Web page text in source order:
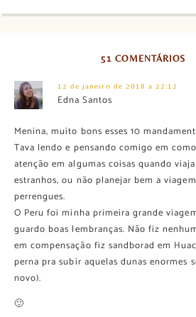
51 COMENTÁRIOS
12 de janeiro de 2018 a 22:12
Edna Santos
Menina, muito bons esses 10
Tava lendo e pensando comigo em
atenção em algumas coisas quando
estranhos, ou não planejar bem a
perrengues.
O Peru foi minha primeira grande
guardo boas lembranças. Não fiz
em compensação fiz sandborad em
perna pra subir aquelas dunas enormes
novo).
🙂